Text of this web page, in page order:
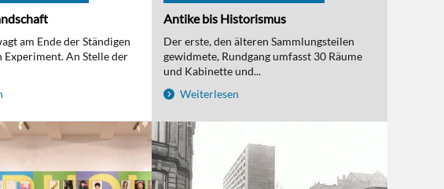
am Ende der Ständigen
Experiment. An Stelle der
Antike bis Historismus
Der erste, den älteren Sammlungsteilen
gewidmete, Rundgang umfasst 30 Räume
und Kabinette und...
Weiterlesen